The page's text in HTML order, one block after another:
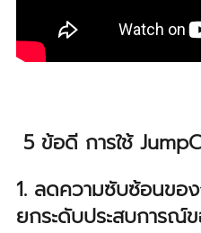
5 ข้อดี การใช้
1. ลดความซับซ้อนขอ
ยกระดับประสบการณ์